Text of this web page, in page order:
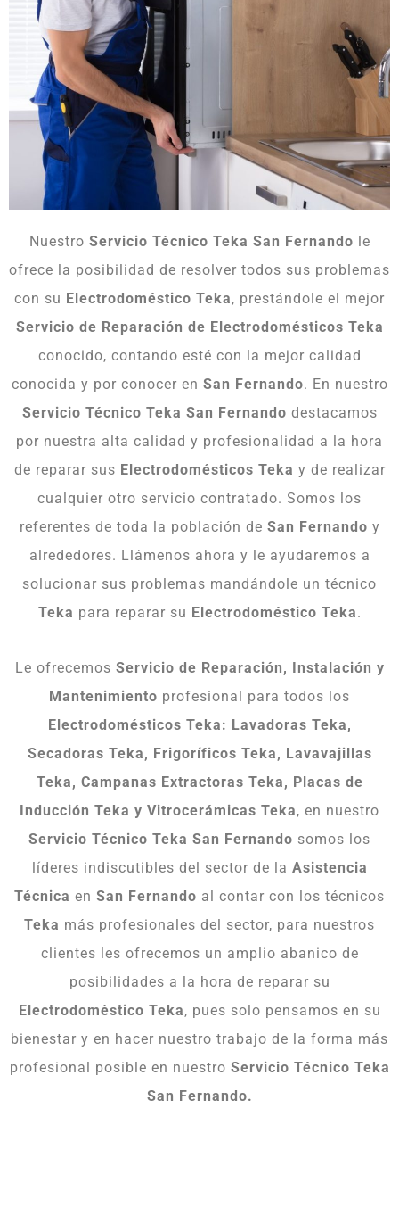
Nuestro Servicio Técnico Teka San Fernando le
ofrece la posibilidad de resolver todos sus problemas
con su Electrodoméstico Teka, prestándole el mejor
Servicio de Reparación de Electrodomésticos Teka
conocido, contando esté con la mejor calidad
conocida y por conocer en San Fernando. En nuestro
Servicio Técnico Teka San Fernando destacamos
por nuestra alta calidad y profesionalidad a la hora
de reparar sus Electrodomésticos Teka y de realizar
cualquier otro servicio contratado. Somos los
referentes de toda la población de San Fernando y
alrededores. Llámenos ahora y le ayudaremos a
solucionar sus problemas mandándole un técnico
Teka para reparar su Electrodoméstico Teka.
Le ofrecemos Servicio de Reparación, Instalación y
Mantenimiento profesional para todos los
Electrodomésticos Teka: Lavadoras Teka,
Secadoras Teka, Frigoríficos Teka, Lavavajillas
Teka, Campanas Extractoras Teka, Placas de
Inducción Teka y Vitrocerámicas Teka, en nuestro
Servicio Técnico Teka San Fernando somos los
líderes indiscutibles del sector de la Asistencia
Técnica en San Fernando al contar con los técnicos
Teka más profesionales del sector, para nuestros
clientes les ofrecemos un amplio abanico de
posibilidades a la hora de reparar su
Electrodoméstico Teka, pues solo pensamos en su
bienestar y en hacer nuestro trabajo de la forma más
profesional posible en nuestro Servicio Técnico Teka
San Fernando.